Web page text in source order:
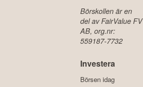
Börskollen är en
del av FairValue FV
AB, org.nr:
559187-7732
Investera
Börsen idag